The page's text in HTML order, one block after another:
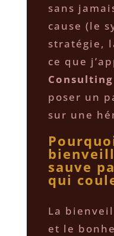
sans
cause (le
stratégie,
ce que
poser un
sur une
sauve
qui
​La
et le